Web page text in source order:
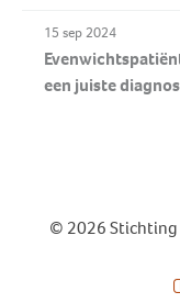
15 sep 2024
een juiste
© 2026